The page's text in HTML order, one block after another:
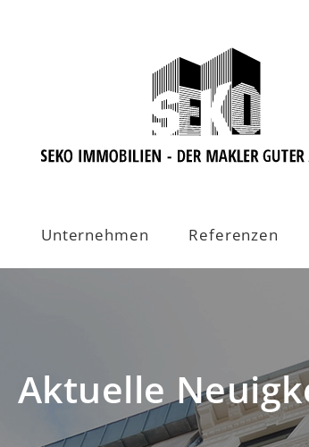
Unternehmen Referenzen
Aktuelle